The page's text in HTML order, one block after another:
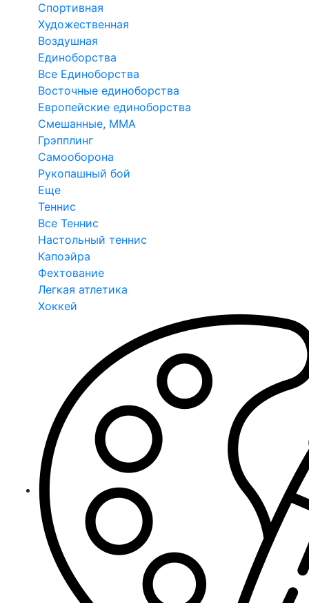
Спортивная
Художественная
Воздушная
Единоборства
Все Единоборства
Восточные единоборства
Европейские единоборства
Смешанные, ММА
Грэпплинг
Самооборона
Рукопашный бой
Еще
Теннис
Все Теннис
Настольный теннис
Капоэйра
Фехтование
Легкая атлетика
Хоккей